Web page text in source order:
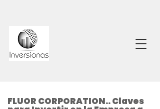
FLUOR CORPORATION.. Claves